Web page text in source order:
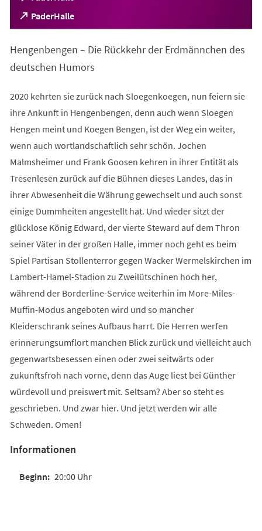
PaderHalle
(Öffnet
in
neuen
Tab)
Hengenbengen – Die Rückkehr der Erdmännchen des
deutschen Humors
2020 kehrten sie zurück nach Sloegenkoegen, nun feiern sie
ihre Ankunft in Hengenbengen, denn auch wenn Sloegen
Hengen meint und Koegen Bengen, ist der Weg ein weiter,
wenn auch wortlandschaftlich sehr schön. Jochen
Malmsheimer und Frank Goosen kehren in ihrer Entität als
Tresenlesen zurück auf die Bühnen dieses Landes, das in
ihrer Abwesenheit die Währung gewechselt und auch sonst
einige Dummheiten angestellt hat. Und wieder sitzt der
glücklose König Edward, der vierte Steward auf dem Thron
seiner Väter in der großen Halle, immer noch geht es beim
Spiel Partisan Stollenterror gegen Wacker Wermelskirchen im
Lambert-Hamel-Stadion zu Zweilütschinen hoch her,
während der Borderline-Service weiterhin im More-Miles-
Muffin-Modus angeboten wird und so mancher
Kleiderschrank seines Aufbaus harrt. Die Herren werfen
erinnerungsumflort manchen Blick zurück und vielleicht auch
gegenwartsbesessen einen oder zwei seitwärts oder
zukunftsfroh nach vorne, denn das Auge liest bei Günther
würdevoll und preiswert mit. Seltsam? Aber so steht es
geschrieben. Und zwar hier. Und jetzt werden wir alle
Schweden. Omen!
Informationen
20:00 Uhr